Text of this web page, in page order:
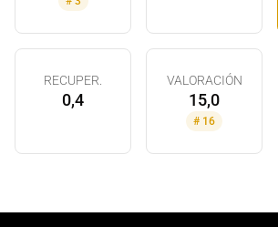
RECUPER.
0,4
VALORACIÓN
15,0
# 16